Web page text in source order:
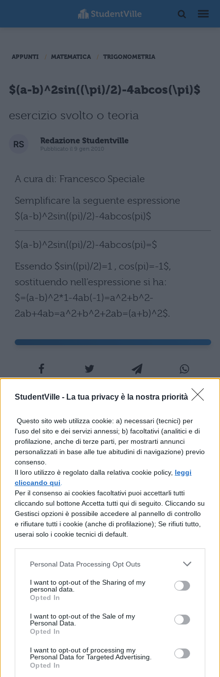
StudentVille - La tua privacy è la nostra priorità
Questo sito web utilizza cookie: a) necessari (tecnici) per
l'uso del sito e dei servizi annessi; b) facoltativi (analitici e di
profilazione, anche di terze parti, per mostrarti annunci
personalizzati in base alle tue abitudini di navigazione) previo
consenso.
Il loro utilizzo è regolato dalla relativa cookie policy, leggi
cliccando qui
Per il consenso ai cookies facoltativi puoi accettarli tutti
cliccando sul bottone Accetta tutti qui di seguito. Cliccando su
Gestisci opzioni è possibile accedere al pannello di controllo
e rifiutare tutti i cookie (anche di profilazione); Se rifiuti tutto,
userai solo i cookie tecnici di default.
Personal Data Processing Opt Outs
I want to opt-out of the Sharing of my
personal data.
Opted In
I want to opt-out of the Sale of my
Personal Data.
Opted In
I want to opt-out of processing my
Personal Data for Targeted Advertising.
Opted In
APPUNTI MATEMATICA TRIGONOMETRIA
$(a-b)^2sin((\pi)/2)-4abcos(\pi)$
esercizio svolto o teoria
Redazione Studentville
Pubblicato il 9 gen 2010
A cura di: Francesco Speciale
Semplificare la seguente espressione
$(a-b)^2sin((pi)/2)-4abcos(pi)$
$(a-b)^2sin((pi)/2)-4abcos(pi)=$
Essendo $sin((pi)/2)=1 , cos(pi)=-1$,
sostituendo nell’espressione si ha:
$=(a-b)^2*1-4ab(-1)=a^2+b^2-
2ab+4ab=a^2+b^2+2ab=(a+b)^2$.
MATEMATICA
Tangente e cotangente: problema
svolto
MATEMATICA
Seno e Coseno: spiegazione ed esercizi
svolti
equazioni parametriche $x=sin^4
\alpha +cos^4 \alpha; y=sin^2 \alpha$
MATEMATICA
Equazione cartesiana del luogo di
equazioni parametriche $x=sin \alpha-
cos \alpha; y=cos2 \alpha$